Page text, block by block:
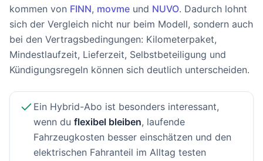
kommen von FINN, movme und NUVO. Dadurch lohnt
sich der Vergleich nicht nur beim Modell, sondern auch
bei den Vertragsbedingungen: Kilometerpaket,
Mindestlaufzeit, Lieferzeit, Selbstbeteiligung und
Kündigungsregeln können sich deutlich unterscheiden.
Ein Hybrid-Abo ist besonders interessant,
wenn du flexibel bleiben, laufende
Fahrzeugkosten besser einschätzen und den
elektrischen Fahranteil im Alltag testen